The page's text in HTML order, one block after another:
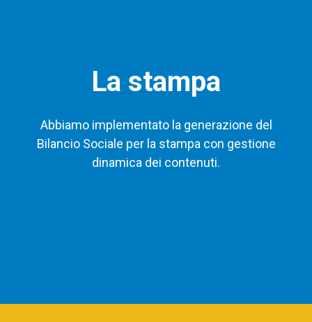
La stampa
Abbiamo implementato la generazione del
Bilancio Sociale per la stampa con gestione
dinamica dei contenuti.